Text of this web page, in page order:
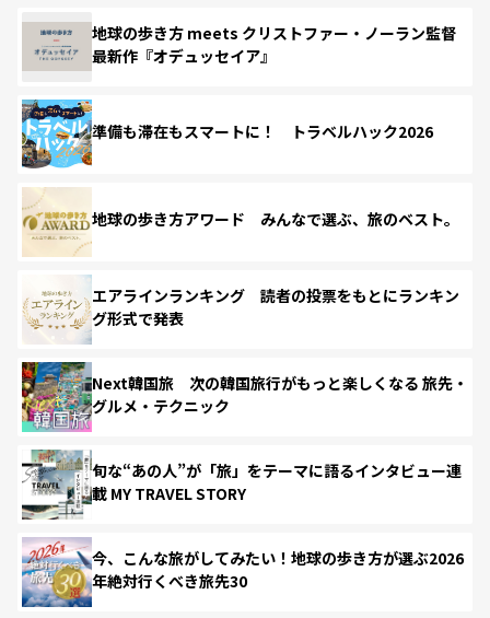
地球の歩き方 meets クリストファー・ノーラン監督
最新作『オデュッセイア』
準備も滞在もスマートに！ トラベルハック2026
地球の歩き方アワード みんなで選ぶ、旅のベスト。
エアラインランキング 読者の投票をもとにランキン
グ形式で発表
Next韓国旅 次の韓国旅行がもっと楽しくなる 旅先・
グルメ・テクニック
旬な“あの人”が「旅」をテーマに語るインタビュー連
載 MY TRAVEL STORY
今、こんな旅がしてみたい！地球の歩き方が選ぶ2026
年絶対行くべき旅先30